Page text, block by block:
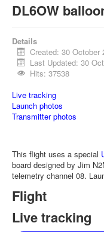
DL6OW
Details
Created: 30 October
Last Updated: 30
Hits: 37538
Live tracking
Launch photos
Transmitter photos
This flight uses a special
board designed by Jim
telemetry channel 08.
Flight
Live tracking